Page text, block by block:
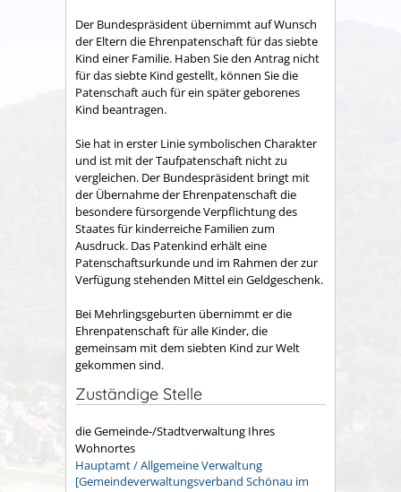
Der Bundespräsident übernimmt auf Wunsch
der Eltern die Ehrenpatenschaft für das siebte
Kind einer Familie. Haben Sie den Antrag nicht
für das siebte Kind gestellt, können Sie die
Patenschaft auch für ein später geborenes
Kind beantragen.
Sie hat in erster Linie symbolischen Charakter
und ist mit der Taufpatenschaft nicht zu
vergleichen. Der Bundespräsident bringt mit
der Übernahme der Ehrenpatenschaft die
besondere fürsorgende Verpflichtung des
Staates für kinderreiche Familien zum
Ausdruck. Das Patenkind erhält eine
Patenschaftsurkunde und im Rahmen der zur
Verfügung stehenden Mittel ein Geldgeschenk.
Bei Mehrlingsgeburten übernimmt er die
Ehrenpatenschaft für alle Kinder, die
gemeinsam mit dem siebten Kind zur Welt
gekommen sind.
Zuständige Stelle
die Gemeinde-/Stadtverwaltung Ihres
Wohnortes
Hauptamt / Allgemeine Verwaltung
[Gemeindeverwaltungsverband Schönau im